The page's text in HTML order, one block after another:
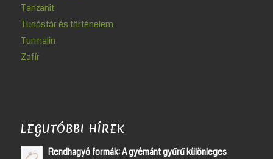
Tanzanit
Tudástár és történelem
Turmalin
Zafír
LEGUTÓBBI HÍREK
Rendhagyó formák: A gyémánt gyűrű különleges